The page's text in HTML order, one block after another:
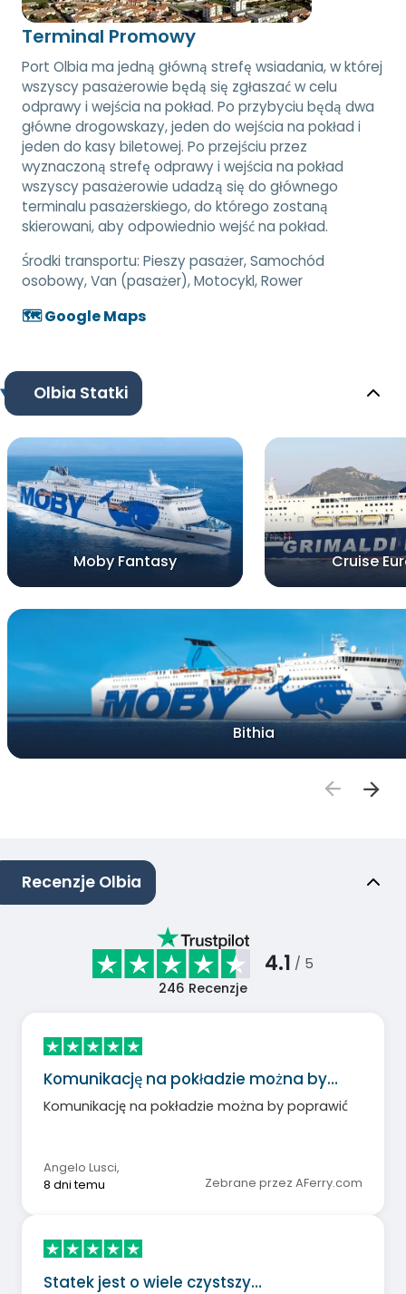
Terminal Promowy
Port Olbia ma jedną główną strefę wsiadania, w której
wszyscy pasażerowie będą się zgłaszać w celu
odprawy i wejścia na pokład. Po przybyciu będą dwa
główne drogowskazy, jeden do wejścia na pokład i
jeden do kasy biletowej. Po przejściu przez
wyznaczoną strefę odprawy i wejścia na pokład
wszyscy pasażerowie udadzą się do głównego
terminalu pasażerskiego, do którego zostaną
skierowani, aby odpowiednio wejść na pokład.
Środki transportu: Pieszy pasażer, Samochód
osobowy, Van (pasażer), Motocykl, Rower
🗺️ Google Maps
Olbia Statki
Moby Fantasy Cruise
Bithia
Recenzje Olbia
4.1 / 5
246 Recenzje
Komunikację na pokładzie można by…
Komunikację na pokładzie można by poprawić
Angelo Lusci,
8 dni temu
Zebrane przez AFerry.com
Statek jest o wiele czystszy…